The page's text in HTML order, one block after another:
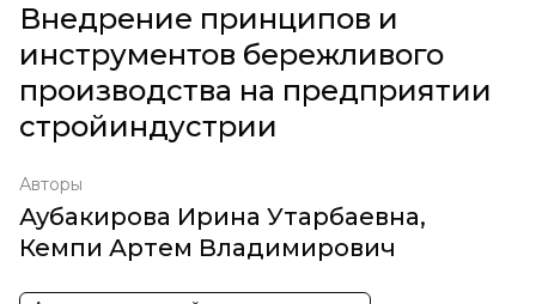
Внедрение принципов и
инструментов бережливого
производства на предприятии
стройиндустрии
Авторы
Аубакирова Ирина Утарбаевна,
Кемпи Артем Владимирович